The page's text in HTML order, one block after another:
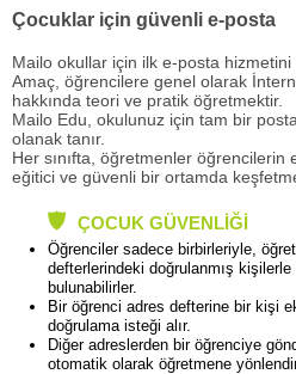
Çocuklar için güvenli e-posta
Mailo okullar için ilk e-posta hizmetini
Amaç, öğrencilere genel olarak
hakkında teori ve pratik öğretmektir.
Mailo Edu, okulunuz için tam bir
olanak tanır.
Her sınıfta, öğretmenler öğrencilerin
eğitici ve güvenli bir ortamda
ÇOCUK GÜVENLIĞI
Öğrenciler sadece birbirleriyle,
defterlerindeki doğrulanmış
bulunabilirler.
Bir öğrenci adres defterine bir kişi
doğrulama isteği alır.
Diğer adreslerden bir öğrenciye
otomatik olarak öğretmene